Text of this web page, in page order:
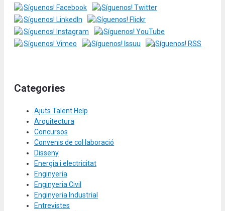
Categories
Ajuts Talent Help
Arquitectura
Concursos
Convenis de col·laboració
Disseny
Energia i electricitat
Enginyeria
Enginyeria Civil
Enginyeria Industrial
Entrevistes